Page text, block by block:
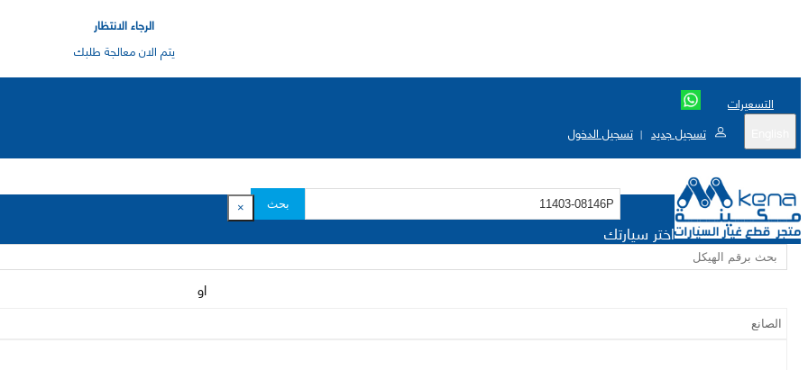
الرجاء الانتظار
يتم الان معالجة طلبك
التسعيرات
تسجيل جديد | تسجيل الدخول
بحث ×
اختر سيارتك
او